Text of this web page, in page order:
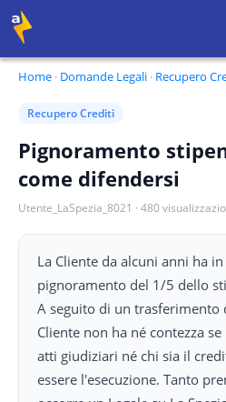
Home · Domande Legali · Recupero
Recupero Crediti
Pignoramento
come difendersi
Utente_LaSpezia_8021 · 480
La Cliente da alcuni anni ha
pignoramento del 1/5 dello
A seguito di un trasferimento
Cliente non ha né contezza
atti giudiziari né chi sia il
essere l'esecuzione. Tanto